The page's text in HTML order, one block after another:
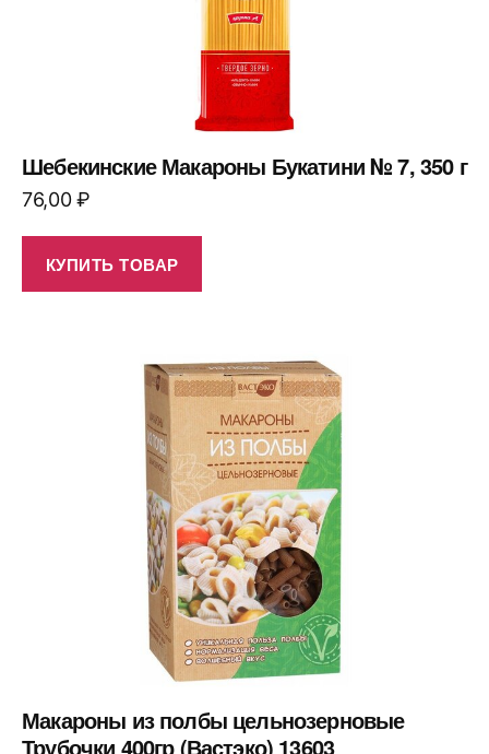
Шебекинские Макароны Букатини № 7, 350 г
76,00₽
КУПИТЬ ТОВАР
Макароны из полбы цельнозерновые
Трубочки 400гр (Вастэко) 13603